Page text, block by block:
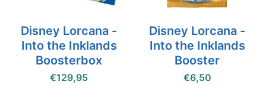
Disney Lorcana -
Into the Inklands
Boosterbox
€129,95
Disney Lorcana -
Into the Inklands
Booster
€6,50